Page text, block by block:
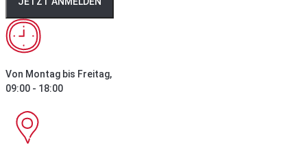
Von Montag bis Freitag,
09:00 - 18:00